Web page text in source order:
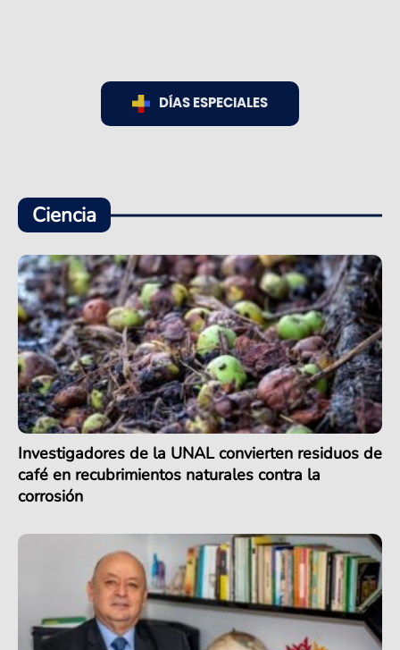
DÍAS ESPECIALES
Ciencia
Investigadores de la UNAL convierten residuos de
café en recubrimientos naturales contra la
corrosión